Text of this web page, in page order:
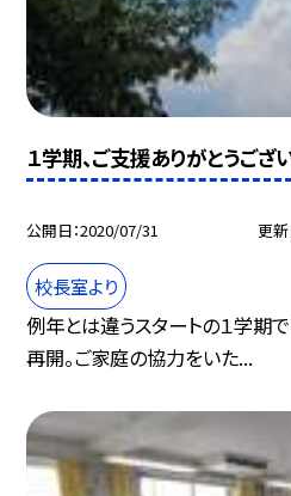
１学期、ご支援ありがとうござ
公開日 2020/07/31 更
校長室より
例年とは違うスタートの１学期
再開。ご家庭の協力をいた...